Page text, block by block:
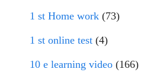
1 st Home work (73)
1 st online test (4)
10 e learning video (166)